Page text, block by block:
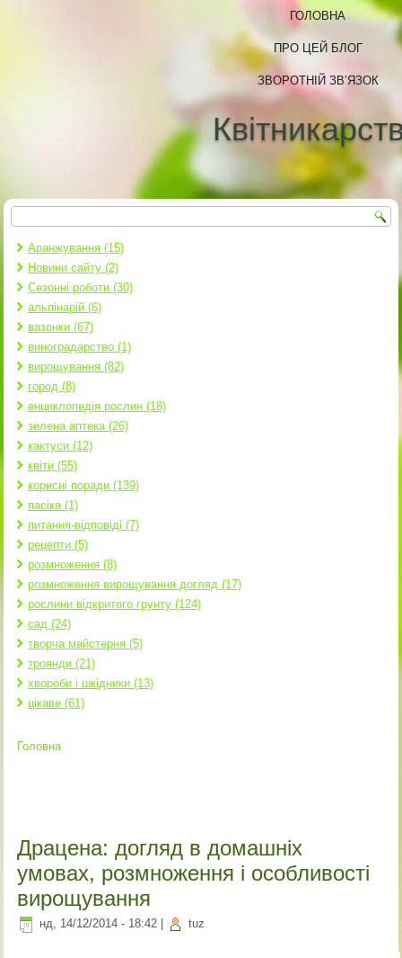
ГОЛОВНА
ПРО ЦЕЙ БЛОГ
ЗВОРОТНІЙ ЗВ’ЯЗОК
Пошукова форма
Пошук
Аранжування (15)
Новини сайту (2)
Сезонні роботи (30)
альпінарій (6)
вазонки (67)
виноградарство (1)
вирощування (82)
город (8)
енциклопедія рослин (18)
зелена аптека (26)
кактуси (12)
квіти (55)
корисні поради (139)
пасіка (1)
питання-відповіді (7)
рецепти (5)
розмноження (8)
розмноження вирощування догляд (17)
рослини відкритого грунту (124)
сад (24)
творча майстерня (5)
троянди (21)
хвороби і шкідники (13)
цікаве (61)
Ви є тут
Головна
Драцена: догляд в домашніх
умовах, розмноження і особливості
вирощування
нд, 14/12/2014 - 18:42 tuz